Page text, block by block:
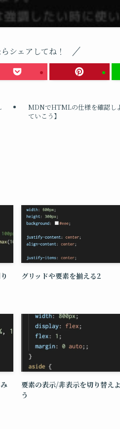
シェアしてね！
MDNでHTMLの仕様を確認し
ていこう】
グリッドや要素を揃える2
要素の表示/非表示を切り替えよ
う